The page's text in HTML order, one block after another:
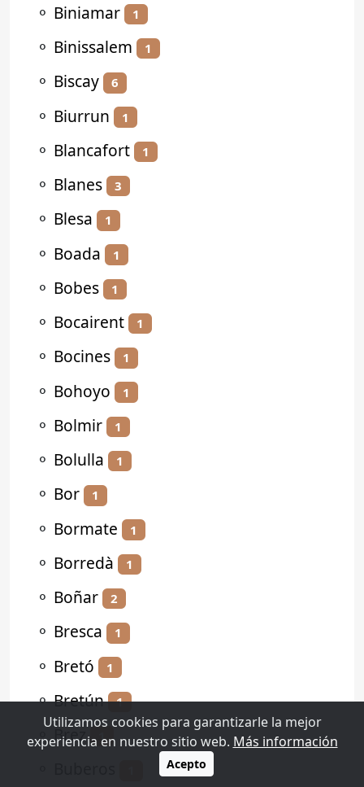
⚬ Biniamar 1
⚬ Binissalem 1
⚬ Biscay 6
⚬ Biurrun 1
⚬ Blancafort 1
⚬ Blanes 3
⚬ Blesa 1
⚬ Boada 1
⚬ Bobes 1
⚬ Bocairent 1
⚬ Bocines 1
⚬ Bohoyo 1
⚬ Bolmir 1
⚬ Bolulla 1
⚬ Bor 1
⚬ Bormate 1
⚬ Borredà 1
⚬ Boñar 2
⚬ Bresca 1
⚬ Bretó 1
⚬Bretún 1
⚬Brez 1
Utilizamos cookies para garantizarle la mejor
experiencia en nuestro sitio web. Más información
Acepto